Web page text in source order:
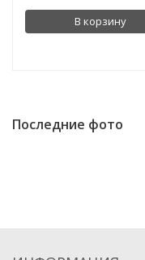
В корзину
Последние фото